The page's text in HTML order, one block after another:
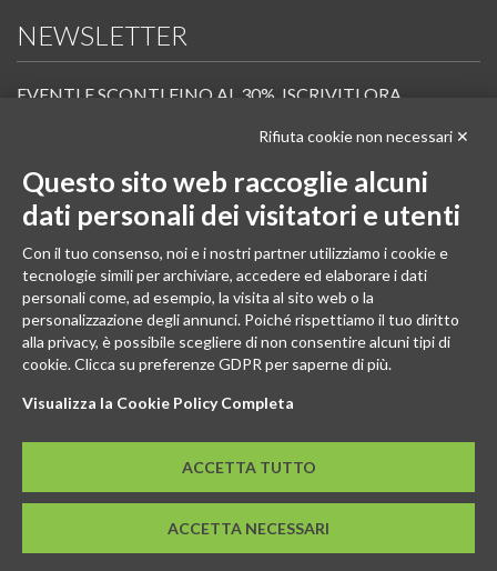
NEWSLETTER
EVENTI E SCONTI FINO AL 30%. ISCRIVITI ORA.
Scopri in anteprima i nuovi prodotti, le promozioni riservate ai professionisti e resta
Iscrivi alla Newsletter
SEGUICI
Susegana (TV)
P.IVA: 03739670267 - REA: TV-294498 - CS: € 10.000,00 I.V.
Rifiuta cookie non necessari ✕
Questo sito web raccoglie alcuni
dati personali dei visitatori e utenti
Con il tuo consenso, noi e i nostri partner utilizziamo i cookie e
tecnologie simili per archiviare, accedere ed elaborare i dati
personali come, ad esempio, la visita al sito web o la
personalizzazione degli annunci. Poiché rispettiamo il tuo diritto
alla privacy, è possibile scegliere di non consentire alcuni tipi di
cookie. Clicca su preferenze GDPR per saperne di più.
Visualizza la Cookie Policy Completa
ACCETTA TUTTO
ACCETTA NECESSARI